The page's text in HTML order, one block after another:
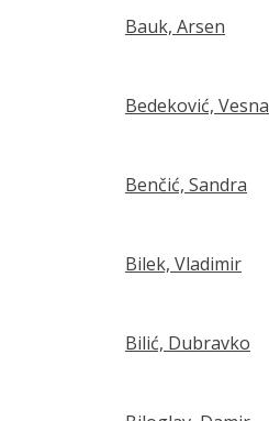
Bauk, Arsen
Bedeković, Vesna
Benčić, Sandra
Bilek, Vladimir
Bilić, Dubravko